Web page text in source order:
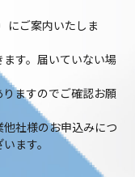
にご案内いたしま
す。届いていない場
ますのでご確認お願
社様のお申込みにつ
ます。